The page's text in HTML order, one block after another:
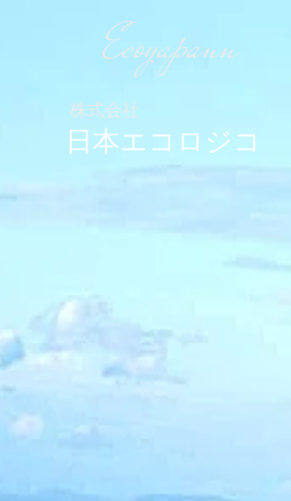
Ecoyapann
株式会社
日本エコロジコ